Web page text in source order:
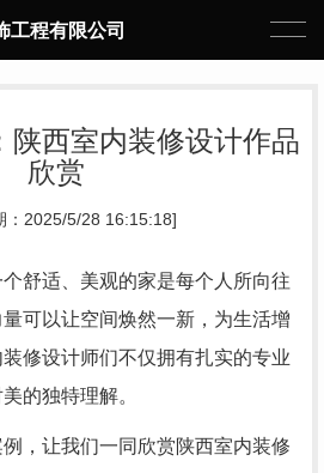
工程有限公司
陕西室内装修设计作品
欣赏
：2025/5/28 16:15:18]
舒适、美观的家是每个人所向往
可以让空间焕然一新，为生活增
修设计师们不仅拥有扎实的专业
的独特理解。
，让我们一同欣赏陕西室内装修